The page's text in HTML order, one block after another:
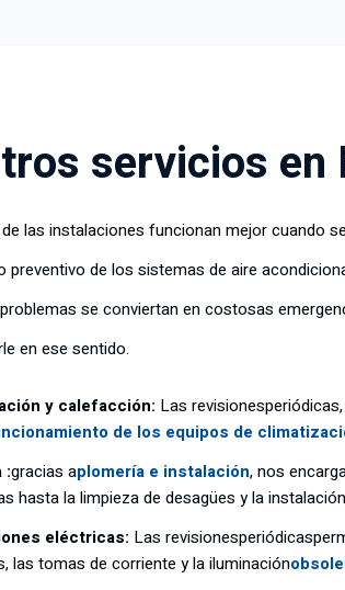
servicios en
las instalaciones funcionan mejor cuando
preventivo de los sistemas de aire
se conviertan en costosas
en ese sentido.
y calefacción: Las revisionesperiódicas
de los equipos de
:gracias aplomería e instalación, nos
hasta la limpieza de desagües y la
eléctricas: Las revisionesperiódicas
las tomas de corriente y la iluminación